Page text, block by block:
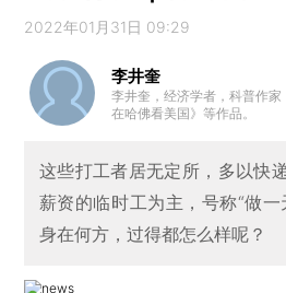
2022年01月31日 09:29
李井奎
李井奎，经济学者，科普作
在哈佛看美国》等作品。
这些打工者居无定所，多以快
薪资的临时工为主，号称“做
身在何方，过得都怎么样呢？